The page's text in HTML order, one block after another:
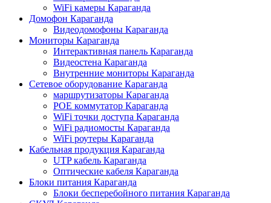
WiFi камеры Караганда
Домофон Караганда
Видеодомофоны Караганда
Мониторы Караганда
Интерактивная панель Караганда
Видеостена Караганда
Внутренние мониторы Караганда
Сетевое оборудование Караганда
маршрутизаторы Караганда
POE коммутатор Караганда
WiFi точки доступа Караганда
WiFi радиомосты Караганда
WiFi роутеры Караганда
Кабельная продукция Караганда
UTP кабель Караганда
Оптические кабеля Караганда
Блоки питания Караганда
Блоки бесперебойного питания Караганда